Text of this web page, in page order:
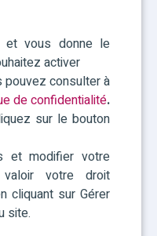
vous donne le
activer
pouvez consulter à
de confidentialité.
sur le bouton
et modifier votre
votre droit
cliquant sur Gérer
site.